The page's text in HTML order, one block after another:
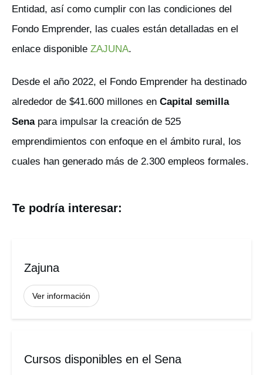
Entidad, así como cumplir con las condiciones del
Fondo Emprender, las cuales están detalladas en el
enlace disponible ZAJUNA.
Desde el año 2022, el Fondo Emprender ha destinado
alrededor de $41.600 millones en Capital semilla
Senapara impulsar la creación de 525
emprendimientos con enfoque en el ámbito rural, los
cuales han generado más de 2.300 empleos formales.
Te podría interesar:
Zajuna
Ver información
Cursos disponibles en el Sena